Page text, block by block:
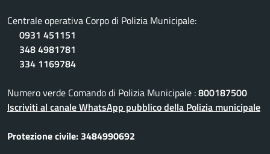
Centrale operativa Corpo di Polizia Municipale:
0931 451151
348 4981781
334 1169784
Numero verde Comando di Polizia Municipale :800187500
Iscriviti al canale WhatsApp pubblico della Polizia municipale
Protezione civile: 3484990692